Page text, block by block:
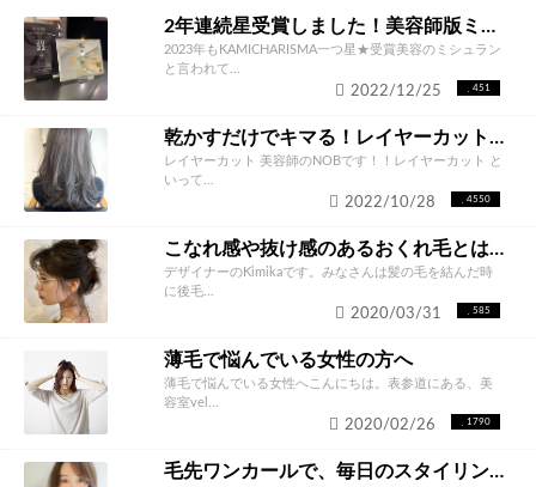
2年連続星受賞しました！美容師版ミシュラン【KAMICHARISMA】
2023年もKAMICHARISMA一つ星★受賞美容のミシュラン
と言われて...
451
2022/12/25
乾かすだけでキマる！レイヤーカット で毎日のスタイリングも楽に！！
レイヤーカット 美容師のNOBです！！レイヤーカット と
いって...
4550
2022/10/28
こなれ感や抜け感のあるおくれ毛とは？？
デザイナーのKimikaです。みなさんは髪の毛を結んだ時
に後毛...
585
2020/03/31
薄毛で悩んでいる女性の方へ
薄毛で悩んでいる女性へこんにちは。表参道にある、美
容室vel...
1790
2020/02/26
毛先ワンカールで、毎日のスタイリングが楽々に